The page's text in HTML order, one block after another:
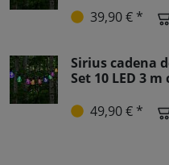
39,90 € *
Sirius cadena
Set 10 LED 3
49,90 € *